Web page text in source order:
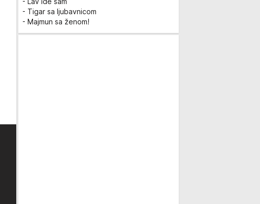
- Tigar sa ljubavnicom
- Majmun sa ženom!